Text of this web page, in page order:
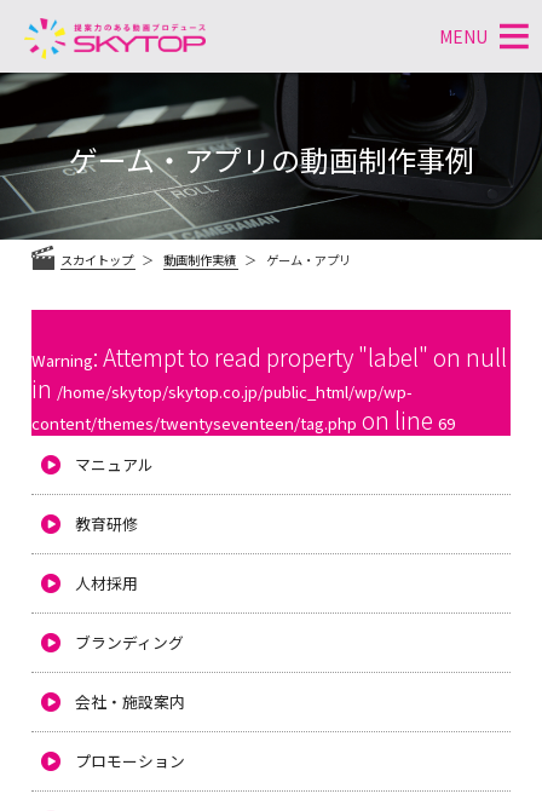
コ
テ
ツ
へ
ス
MENU
ゲーム・アプリの動画制作事例
スカイトップ 動画制作実績 ゲーム・アプリ
Warning: Attempt to read property "label" on null
in /home/skytop/skytop.co.jp/public_html/wp/wp-
content/themes/twentyseventeen/tag.php on line 69
マニュアル
教育研修
人材採用
ブランディング
会社・施設案内
プロモーション